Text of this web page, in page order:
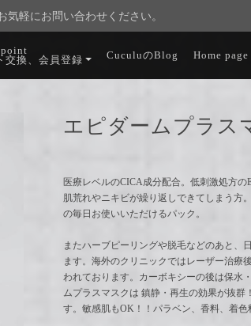
軽にお問い合わせください。
交換、会員登録
CuculuのBlog Home page
エピダームプラス
医療レベルのCICA成分配合。低刺激処方の
肌荒れやニキビが繰り返しできてしまう方
の毎日お使いいただけるパック。
またハーブピーリングや脱毛などのあと、
ます。海外のクリニックではレーザー治療
われております。カーボキシーの後は保水
ムプラスマスクは 鎮静・再生の効果が抜群
す。敏感肌もOK！！パラベン、香料、着色